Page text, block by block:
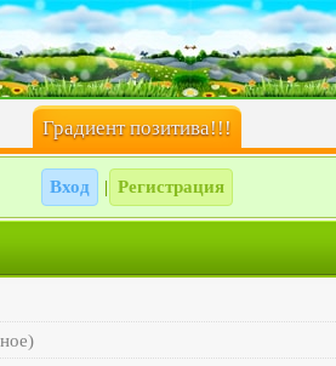
Градиент позитива!!!
Вход Регистрация